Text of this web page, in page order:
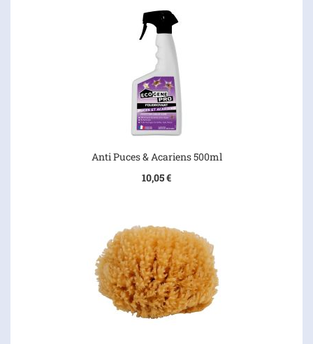
Anti Puces & Acariens 500ml
10,05 €